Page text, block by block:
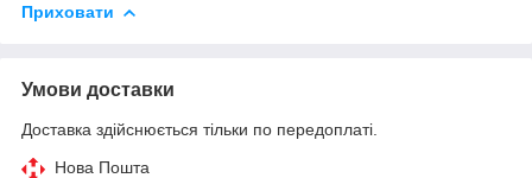
Приховати
Умови доставки
Доставка здійснюється тільки по передоплаті.
Нова Пошта